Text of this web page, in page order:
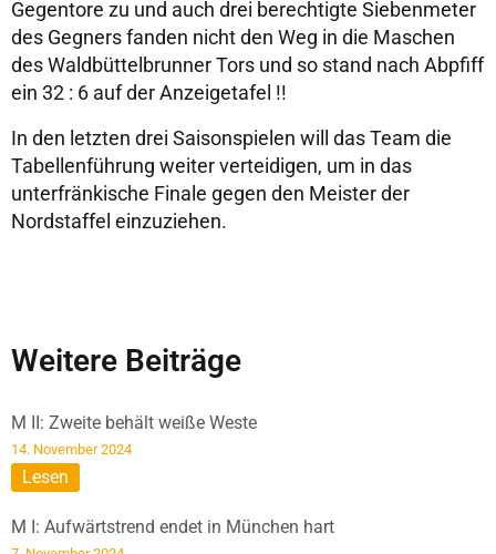
Gegentore zu und auch drei berechtigte Siebenmeter
des Gegners fanden nicht den Weg in die Maschen
des Waldbüttelbrunner Tors und so stand nach Abpfiff
ein 32 : 6 auf der Anzeigetafel !!
In den letzten drei Saisonspielen will das Team die
Tabellenführung weiter verteidigen, um in das
unterfränkische Finale gegen den Meister der
Nordstaffel einzuziehen.
Weitere Beiträge
M II: Zweite behält weiße Weste
14. November 2024
Lesen
M I: Aufwärtstrend endet in München hart